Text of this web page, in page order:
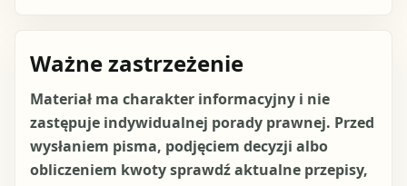
Ważne zastrzeżenie
Materiał ma charakter informacyjny i nie
zastępuje indywidualnej porady prawnej. Przed
wysłaniem pisma, podjęciem decyzji albo
obliczeniem kwoty sprawdź aktualne przepisy,